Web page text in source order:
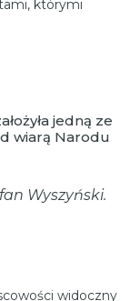
którymi
jedną ze
wiarą Narodu
Wyszyński.
widoczny